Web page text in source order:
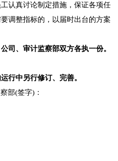
认真讨论制定措施，保证各项任
调整指标的，以届时出台的方案
司、审计监察部双方各执一份。
行中另行修订、完善。
部(签字)：